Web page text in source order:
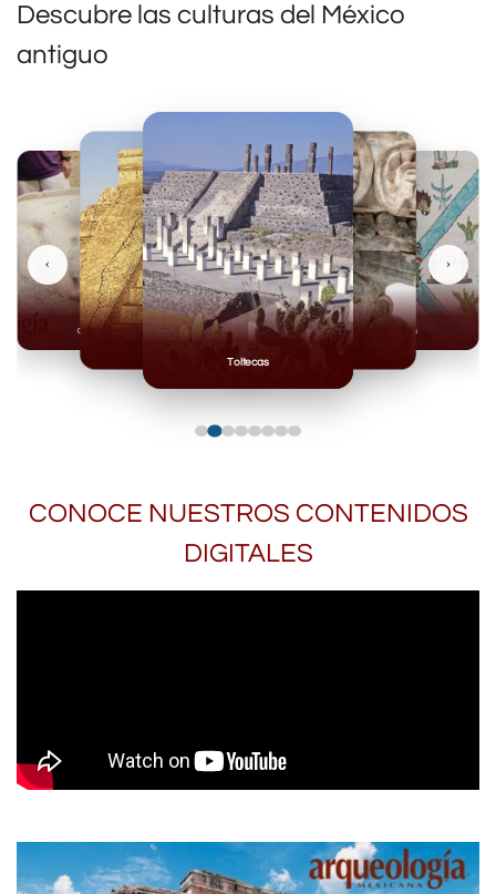
Descubre las culturas del México
antiguo
Toltecas
Mexicas
Olmecas
‹ ›
CONOCE NUESTROS CONTENIDOS
DIGITALES